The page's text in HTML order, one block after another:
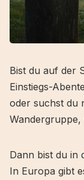
Bist du auf der
Einstiegs-
oder suchst du
Wandergruppe,
Dann bist du in
In Europa gibt